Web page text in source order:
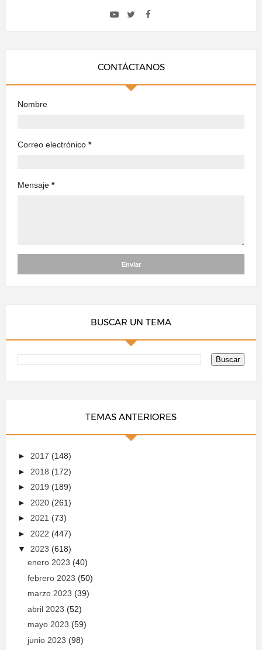
CONTÁCTANOS
Nombre
Correo electrónico *
Mensaje *
BUSCAR UN TEMA
TEMAS ANTERIORES
► 2017 (148)
► 2018 (172)
► 2019 (189)
► 2020 (261)
► 2021 (73)
► 2022 (447)
▼ 2023 (618)
enero 2023 (40)
febrero 2023 (50)
marzo 2023 (39)
abril 2023 (52)
mayo 2023 (59)
junio 2023 (98)